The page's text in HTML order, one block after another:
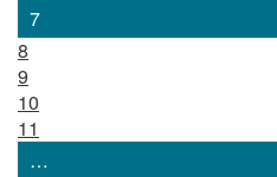
7
8
9
10
11
…